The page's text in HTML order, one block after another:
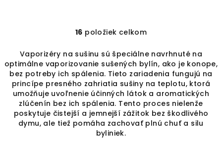
O
v
l
á
d
a
c
i
e
p
16 položiek celkom
Vaporizéry na sušinu sú špeciálne navrhnuté na
optimálne vaporizovanie sušených bylín, ako je konope,
bez potreby ich spálenia. Tieto zariadenia fungujú na
princípe presného zahriatia sušiny na teplotu, ktorá
umožňuje uvoľnenie účinných látok a aromatických
zlúčenín bez ich spálenia. Tento proces nielenže
poskytuje čistejší a jemnejší zážitok bez škodlivého
dymu, ale tiež pomáha zachovať plnú chuť a silu
byliniek.